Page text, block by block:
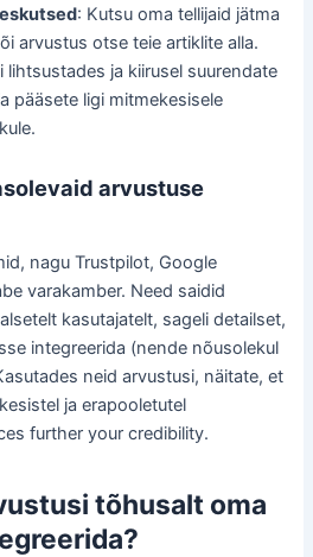
: Kutsu oma tellijaid jätma
arvustus otse teie artiklite alla.
lihtsustades ja kiirusel suurendate
pääsete ligi mitmekesisele
arvustuse
nagu Trustpilot, Google
varakamber. Need saidid
kasutajatelt, sageli detailset,
integreerida (nende nõusolekul
neid arvustusi, näitate, et
ja erapooletutel
further your credibility.
tõhusalt oma